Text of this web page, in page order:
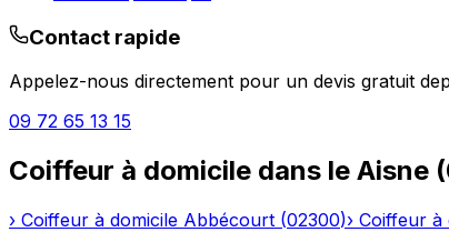
Contact rapide
Appelez-nous directement pour un devis gratuit
09 72 65 13 15
Coiffeur à domicile dans le Aisne (
› Coiffeur à domicile Abbécourt (02300)› Coiffeur à